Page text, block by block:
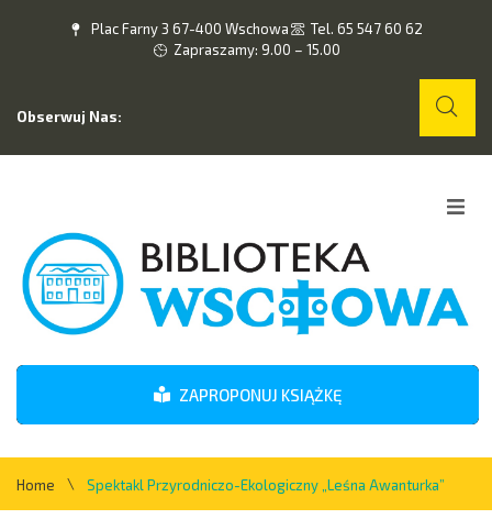
Plac Farny 3 67-400 Wschowa
Tel. 65 547 60 62
Zapraszamy: 9.00 – 15.00
Obserwuj Nas:
O nas
Wydarzenia
Kontakt
ZAPROPONUJ KSIĄŻKĘ
Home \ Spektakl Przyrodniczo-Ekologiczny „Leśna Awanturka”